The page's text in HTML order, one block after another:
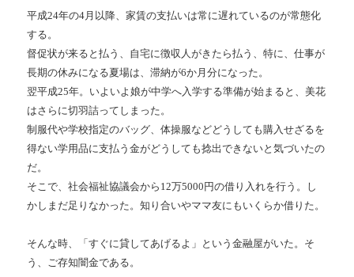
平成24年の4月以降、家賃の支払いは常に遅れているのが常態化
する。
督促状が来ると払う、自宅に徴収人がきたら払う、特に、仕事が
長期の休みになる夏場は、滞納が6か月分になった。
翌平成25年。いよいよ娘が中学へ入学する準備が始まると、美花
はさらに切羽詰ってしまった。
制服代や学校指定のバッグ、体操服などどうしても購入せざるを
得ない学用品に支払う金がどうしても捻出できないと気づいたの
だ。
そこで、社会福祉協議会から12万5000円の借り入れを行う。し
かしまだ足りなかった。知り合いやママ友にもいくらか借りた。
そんな時、「すぐに貸してあげるよ」という金融屋がいた。そ
う、ご存知闇金である。